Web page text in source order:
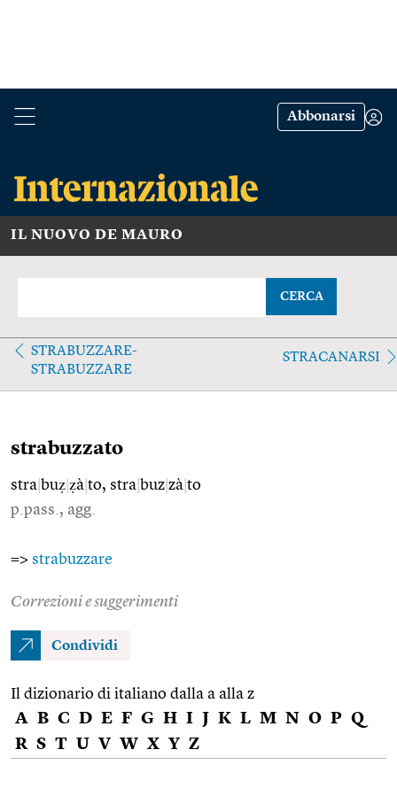
Abbonarsi
IL NUOVO DE MAURO
CERCA
STRABUZZARE-
STRABUZZARE
STRACANARSI
strabuzzato
stra buẓ ẓà to, stra buz zà to
p.pass., agg.
=> strabuzzare
Correzioni e suggerimenti
Condividi
Il dizionario di italiano dalla a alla z
A B C D E F G H I J K L M N O P Q
R S T U V W X Y Z